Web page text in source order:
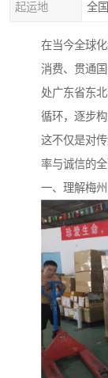
起运地 全
在当今全球
消费、贯通
处广东省东
循环，逐步
这不仅是对
率与诚信的全
一、理解梅